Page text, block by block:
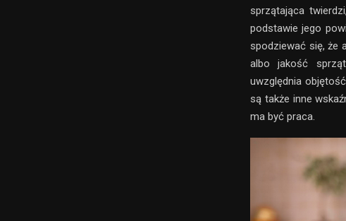
sprzątająca
podstawie jego
spodziewać się, że
albo jakość
uwzględnia
są także inne
ma być praca.